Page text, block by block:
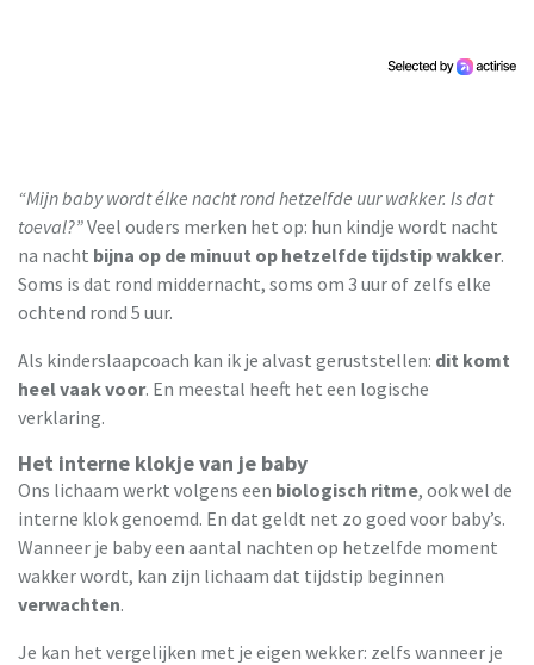
“Mijn baby wordt élke nacht rond hetzelfde uur wakker. Is dat
toeval?”Veel ouders merken het op: hun kindje wordt nacht
na nacht bijna op de minuut op hetzelfde tijdstip wakker.
Soms is dat rond middernacht, soms om 3 uur of zelfs elke
ochtend rond 5 uur.
Als kinderslaapcoach kan ik je alvast geruststellen: dit komt
heel vaak voor. En meestal heeft het een logische
verklaring.
Het interne klokje van je baby
Ons lichaam werkt volgens een biologisch ritme, ook wel de
interne klok genoemd. En dat geldt net zo goed voor baby’s.
Wanneer je baby een aantal nachten op hetzelfde moment
wakker wordt, kan zijn lichaam dat tijdstip beginnen
verwachten.
Je kan het vergelijken met je eigen wekker: zelfs wanneer je